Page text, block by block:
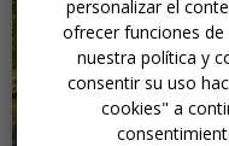
←
personalizar el
ofrecer funciones de
nuestra política y
consentir su uso
cookies" a